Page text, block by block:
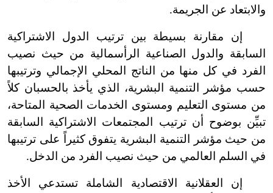
والابتعاد عن الجريمة.
إن مقارنة بسيطة بين ترتيب الدول الاشتراكية
السابقة والدول الصناعية الرأسمالية من حيث نصيب
الفرد في كل منها من الناتج المحلي الإجمالي وترتيبها
حسب مؤشر التنمية البشرية، الذي يأخذ بالحسبان كلاً
من مستوى التعليم ومستوى الخدمات الصحية المتاحة،
تبيِّن بوضوح أن ترتيب المجتمعات الاشتراكية السابقة
من حيث مؤشر التنمية البشرية يتفوق كثيراً على ترتيبها
في السلم العالمي من حيث نصيب الفرد من الدخل.
إن العقلانية الاقتصادية الشاملة تستدعي الأخذ